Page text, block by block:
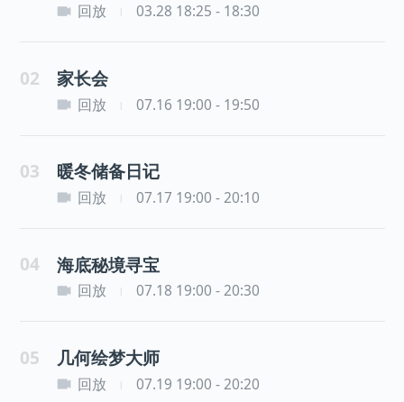
回放 03.28 18:25 - 18:30
02 家长会
回放 07.16 19:00 - 19:50
03 暖冬储备日记
回放 07.17 19:00 - 20:10
04 海底秘境寻宝
回放 07.18 19:00 - 20:30
05 几何绘梦大师
回放 07.19 19:00 - 20:20